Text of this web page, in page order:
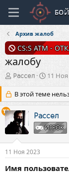
Архив жалоб
CS:S ATM -
жалобу
А
т
о
р
т
м
Рассел
Д
т
а
а
ч
а
11
В этой теме
Рассел
ИГРОК
11 Ноя 2023
Имя